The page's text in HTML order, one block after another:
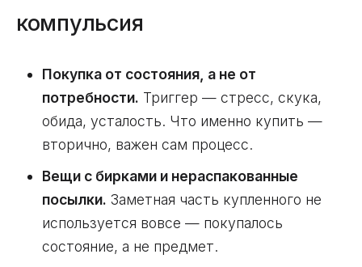
компульсия
Покупка от состояния, а не от
потребности. Триггер — стресс, скука,
обида, усталость. Что именно купить —
вторично, важен сам процесс.
Вещи с бирками и нераспакованные
посылки. Заметная часть купленного не
используется вовсе — покупалось
состояние, а не предмет.